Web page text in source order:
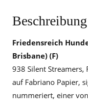
Beschreibung
Friedensreich
Brisbane) (F)
938 Silent
auf Fabriano Papier,
nummeriert, einer